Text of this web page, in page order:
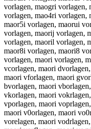
vorlagen, maogri vorlagen,
vorlagen, mao4ri vorlagen,
maor5i vorlagen, maorui
vorlagen, maorij vorlagen,
vorlagen, maoril vorlagen,
maor8i vorlagen, maori8
vorlagen, maori vorlagen,
vcorlagen, maori
maori vforlagen, maori
bvorlagen, maori
vkorlagen, maori
vporlagen, maori
maori v0orlagen, maori
vorelagen, maori